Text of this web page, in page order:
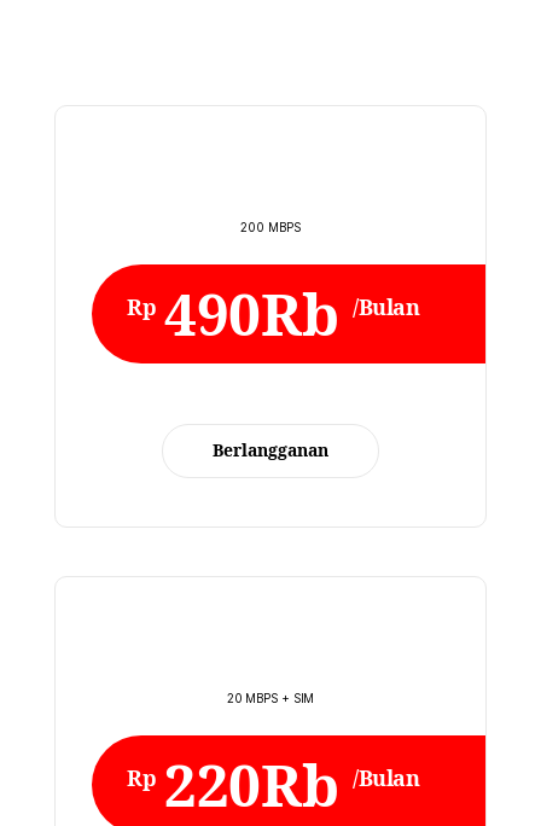
200 MBPS
Rp 490Rb /Bulan
Berlangganan
20 MBPS + SIM
Rp 220Rb /Bulan